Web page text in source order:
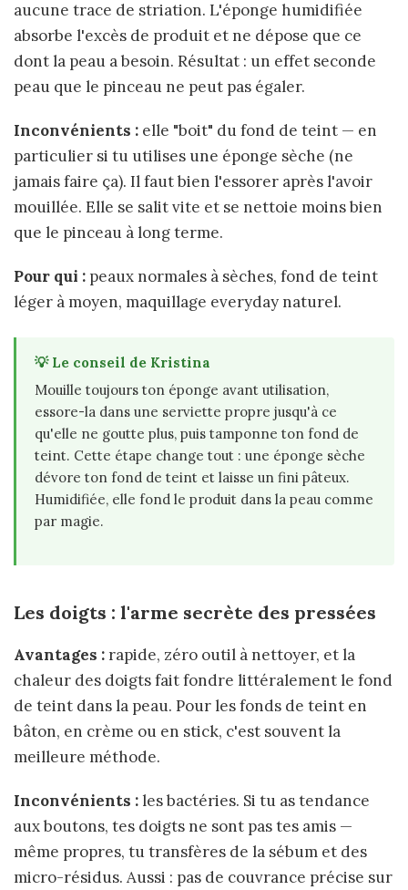
aucune trace de striation. L'éponge humidifiée
absorbe l'excès de produit et ne dépose que ce
dont la peau a besoin. Résultat : un effet seconde
peau que le pinceau ne peut pas égaler.
Inconvénients : elle "boit" du fond de teint — en
particulier si tu utilises une éponge sèche (ne
jamais faire ça). Il faut bien l'essorer après l'avoir
mouillée. Elle se salit vite et se nettoie moins bien
que le pinceau à long terme.
Pour qui : peaux normales à sèches, fond de teint
léger à moyen, maquillage everyday naturel.
💡 Le conseil de Kristina
Mouille toujours ton éponge avant utilisation,
essore-la dans une serviette propre jusqu'à ce
qu'elle ne goutte plus, puis tamponne ton fond de
teint. Cette étape change tout : une éponge sèche
dévore ton fond de teint et laisse un fini pâteux.
Humidifiée, elle fond le produit dans la peau comme
par magie.
Les doigts : l'arme secrète des pressées
Avantages : rapide, zéro outil à nettoyer, et la
chaleur des doigts fait fondre littéralement le fond
de teint dans la peau. Pour les fonds de teint en
bâton, en crème ou en stick, c'est souvent la
meilleure méthode.
Inconvénients :les bactéries. Si tu as tendance
aux boutons, tes doigts ne sont pas tes amis —
même propres, tu transfères de la sébum et des
micro-résidus. Aussi : pas de couvrance précise sur